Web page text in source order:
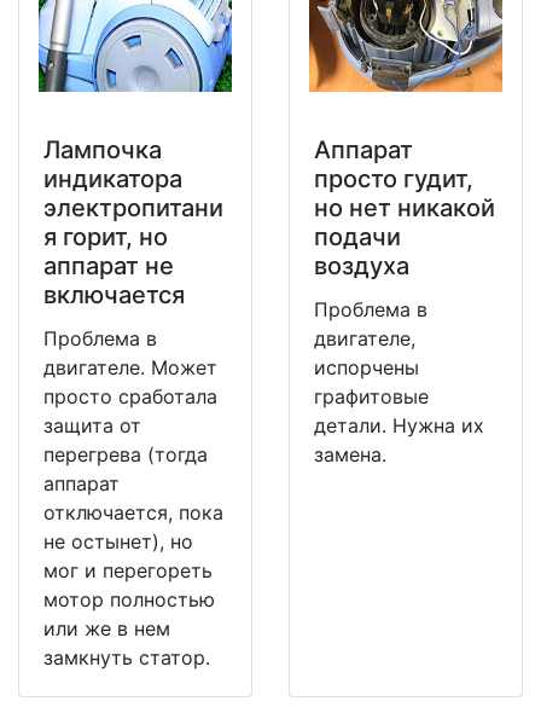
Лампочка
индикатора
электропитани
я горит, но
аппарат не
включается
Проблема в
двигателе. Может
просто сработала
защита от
перегрева (тогда
аппарат
отключается, пока
не остынет), но
мог и перегореть
мотор полностью
или же в нем
замкнуть статор.
Аппарат
просто гудит,
но нет никакой
подачи
воздуха
Проблема в
двигателе,
испорчены
графитовые
детали. Нужна их
замена.